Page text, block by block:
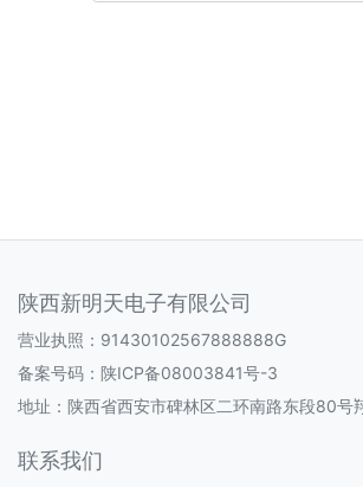
陕西新明天电子有限公司
营业执照：91430102567888888G
备案号码： 陕ICP备08003841号-3
地址：陕西省西安市碑林区二环南路东段80号
联系我们